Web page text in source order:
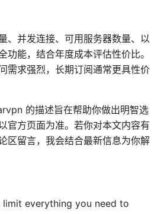
、并发连接、可用服务器数量、以
功能，结合年度成本评估性价比。
需求强烈，长期订阅通常更具性价
的描述旨在帮助你做出明智选
官方页面为准。若你对本文内容有
区留言，我会结合最新信息为你解
everything you need to